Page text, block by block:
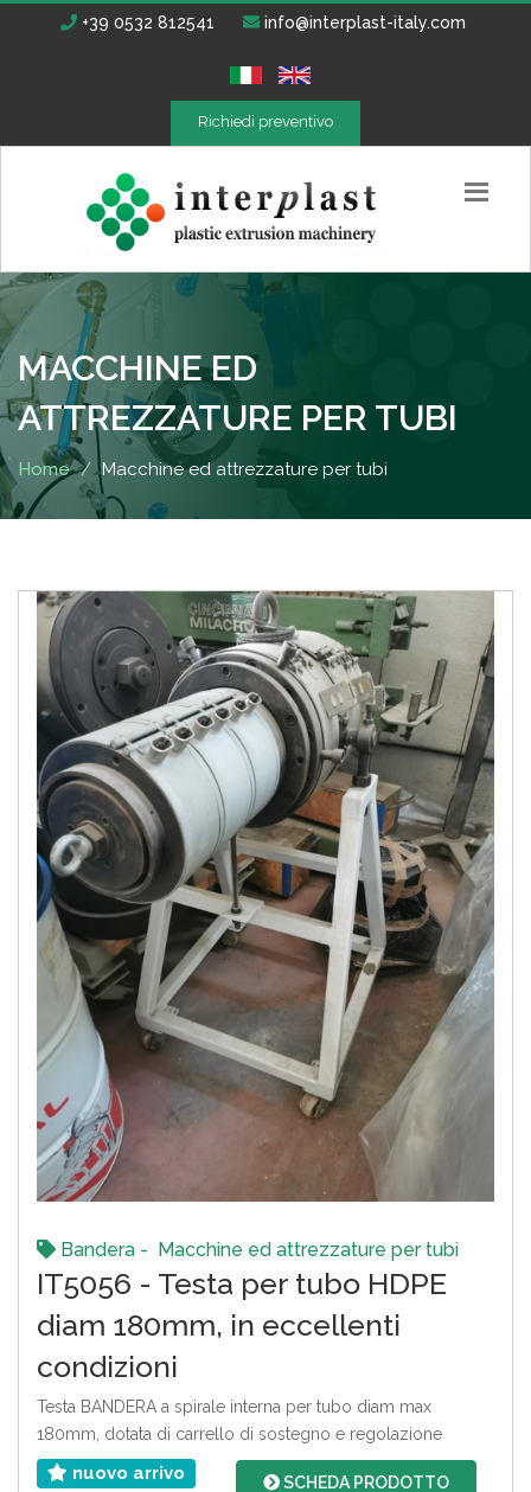
+39 0532 812541 info@interplast-italy.com
Richiedi preventivo
MACCHINE ED
ATTREZZATURE PER TUBI
Home Macchine ed attrezzature per tubi
Bandera - Macchine ed attrezzature per tubi
IT5056 - Testa per tubo HDPE
diam 180mm, in eccellenti
condizioni
Testa BANDERA a spirale interna per tubo diam max
180mm, dotata di carrello di sostegno e regolazione
nuovo arrivo SCHEDA PRODOTTO